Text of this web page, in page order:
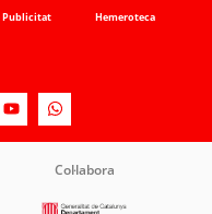
Publicitat Hemeroteca
Col·labora